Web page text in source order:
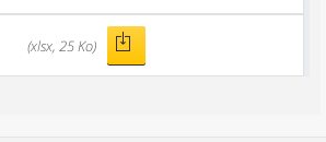
(xlsx, 25 Ko)